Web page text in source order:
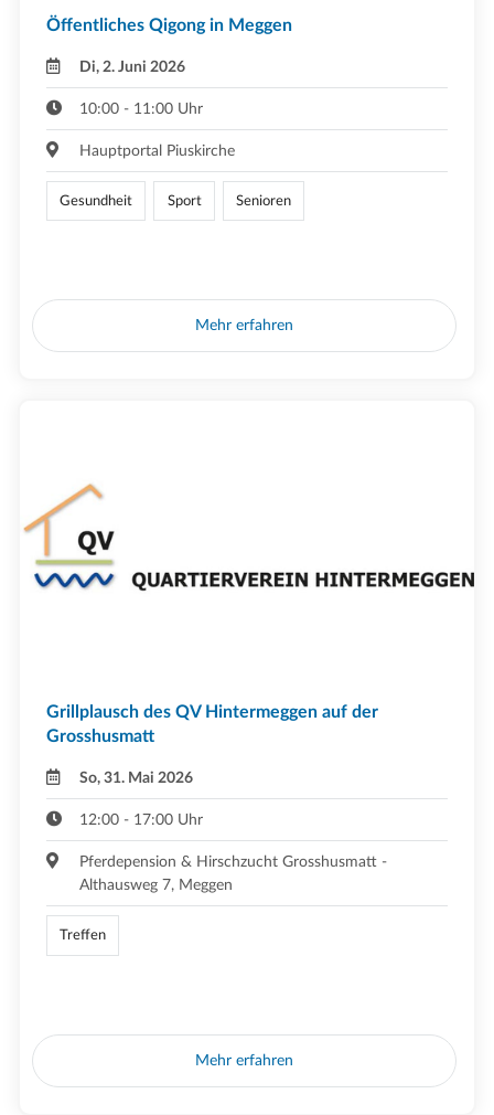
Öffentliches Qigong in Meggen
Di, 2. Juni 2026
10:00 - 11:00 Uhr
Hauptportal Piuskirche
Gesundheit Sport Senioren
Mehr erfahren
Grillplausch des QV Hintermeggen auf der
Grosshusmatt
So, 31. Mai 2026
12:00 - 17:00 Uhr
Pferdepension & Hirschzucht Grosshusmatt -
Althausweg 7, Meggen
Treffen
Mehr erfahren